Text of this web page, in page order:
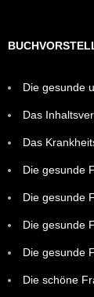
Die gesunde
Das
Das
Die gesunde
Die gesunde
Die gesunde
Die gesunde
Die schöne